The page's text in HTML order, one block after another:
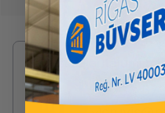
Radušies jautājumi
SAZINIES AR
2233 5731